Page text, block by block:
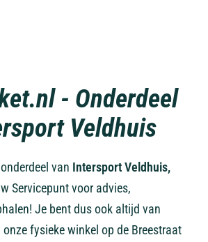
- Onderdeel
Veldhuis
van Intersport Veldhuis,
Servicepunt voor advies,
Je bent dus ook altijd van
fysieke winkel op de Breestraat